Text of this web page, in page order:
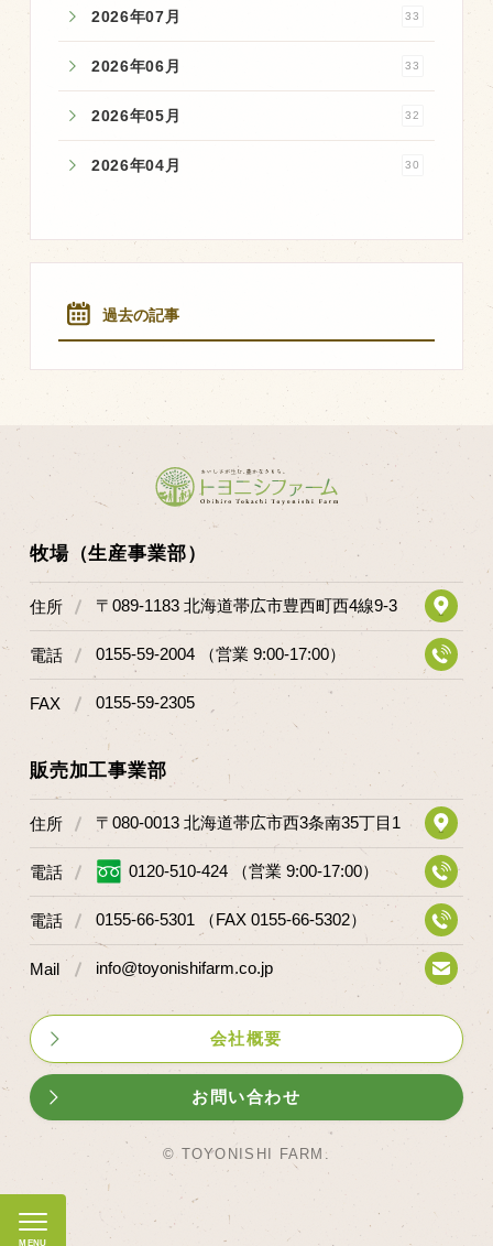
2026年07月 33
2026年06月 33
2026年05月 32
2026年04月 30
過去の記事
牧場（生産事業部）
住所 〒089-1183 北海道帯広市豊西町西4線9-3
電話 0155-59-2004 （営業 9:00-17:00）
FAX 0155-59-2305
販売加工事業部
住所 〒080-0013 北海道帯広市西3条南35丁目1
電話 0120-510-424 （営業 9:00-17:00）
電話 0155-66-5301 （FAX 0155-66-5302）
Mail info@toyonishifarm.co.jp
会社概要
お問い合わせ
© TOYONISHI FARM.
豊西ソース
取り扱い店
販売店
その他
法人のお客様
Facebook
Twitter
LINE公式アカウント
RSS フィード